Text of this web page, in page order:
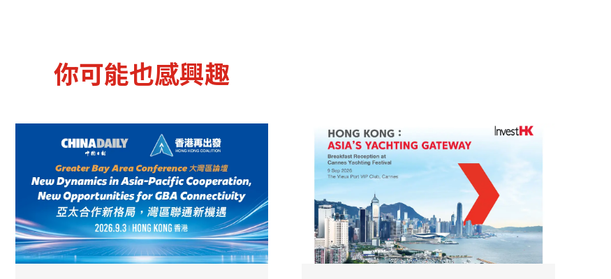
你可能也感興趣